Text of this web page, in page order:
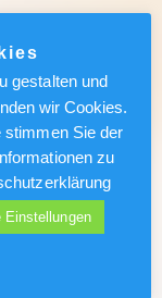
gestalten und
wir Cookies.
stimmen Sie der
zu
Einstellungen